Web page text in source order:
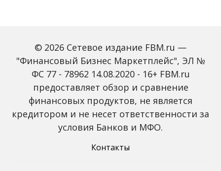
Объем наличных у
россиян в июле вырос
на 43%: что стоит за
рекордным спросом на
С 2027 года ИНН станет
банковских счетов
россиян: что изменится
© 2026 Сетевое издание FBM.ru —
"Финансовый Бизнес Маркетплейс", ЭЛ №
ФС 77 - 78962 14.08.2020 - 16+ FBM.ru
предоставляет обзор и сравнение
финансовых продуктов, не является
кредитором и не несет ответственности за
условия Банков и МФО.
Контакты